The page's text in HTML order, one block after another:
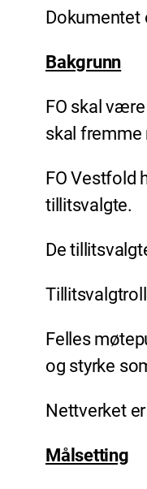
Dokumentet
Bakgrunn
FO skal
skal fremme
FO Vestfold
tillitsvalgte.
De
Felles
og styrke
Nettverket
Målsetting